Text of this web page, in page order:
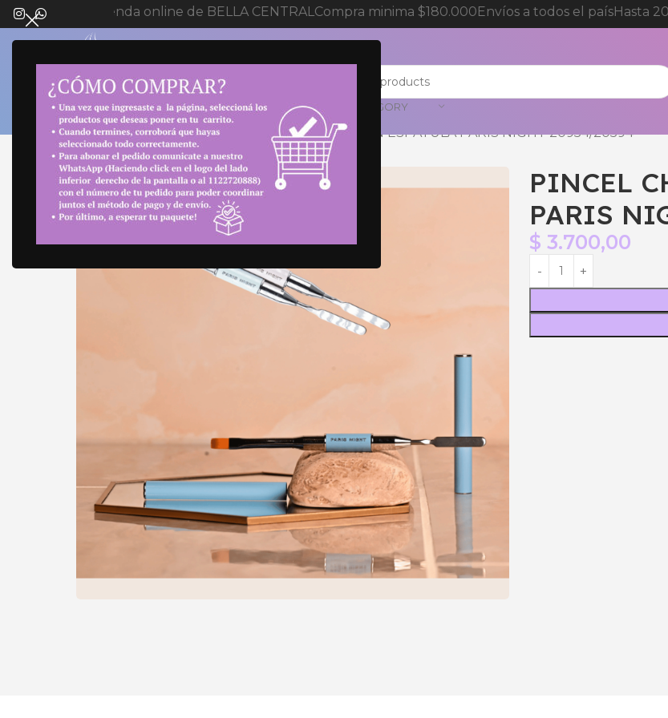
Bienvenida a tienda online de BELLA CENTRALCompra minima $180.000Envíos a todos el paísHasta
SELECT CATEGORY
Inicio Uñas Limas y Pinceles PINCEL CHATO CON ESPATULA PARIS NIGHT 20954/20594
PINCEL
PARIS
$ 3.700,00